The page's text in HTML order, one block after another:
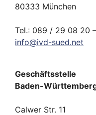
80333 München
Tel.: 089 / 29 08 20
info@ivd-sued.net
Geschäftsstelle
Baden-
Calwer Str. 11